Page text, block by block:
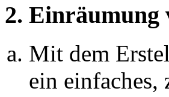
2. Einräumung
Mit dem
ein